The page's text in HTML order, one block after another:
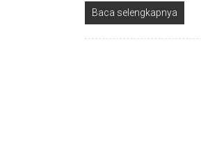
Baca selengkapnya